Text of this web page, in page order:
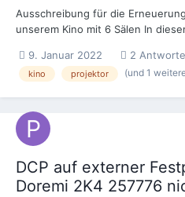
Ausschreibung für die
unserem Kino mit 6 Sälen In
NEC-1000...
9. Januar 2022 2
kino projektor (und 1
DCP auf externer
Doremi 2K4 257776